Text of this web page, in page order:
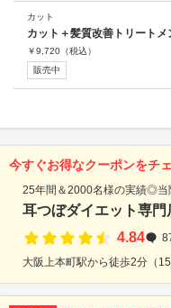
カット
カット＋髪質改善トリートメ
￥9,720 （税込）
販売中
今すぐお得なクーポンをチ
25年間＆2000名様の実績◎当
耳つぼダイエット専門
4.84
大阪上本町駅から徒歩2分（